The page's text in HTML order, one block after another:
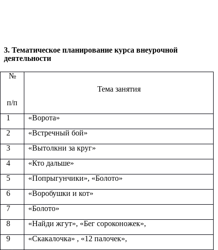
3. Тематическое планирование курса внеурочной
деятельности
№
п/п
Тема занятия
1
«Ворота»
2
«Встречный бой»
3
«Вытолкни за круг»
4
«Кто дальше»
5
«Попрыгунчики», «Болото»
6
«Воробушки и кот»
7
«Болото»
8
«Найди жгут», «Бег сороконожек»,
9
«Скакалочка» , «12 палочек»,